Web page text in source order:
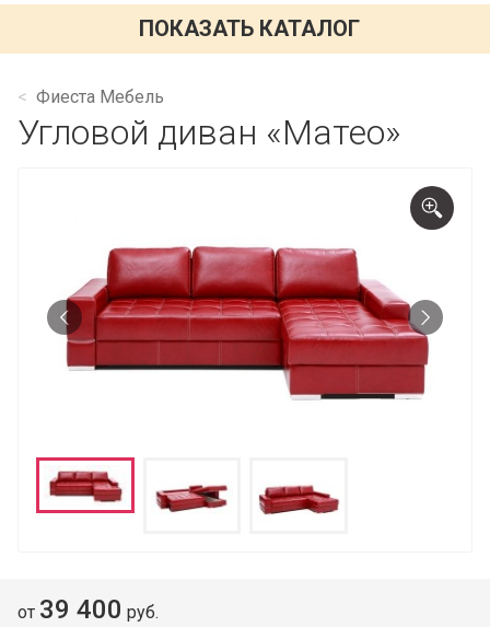
ПОКАЗАТЬ КАТАЛОГ
Фиеста Мебель
Угловой диван «Матео»
от 39 400 руб.